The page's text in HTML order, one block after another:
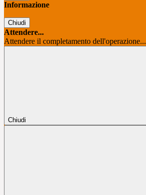
Informazione
Chiudi
Attendere...
Attendere il completamento dell'operazione...
Chiudi